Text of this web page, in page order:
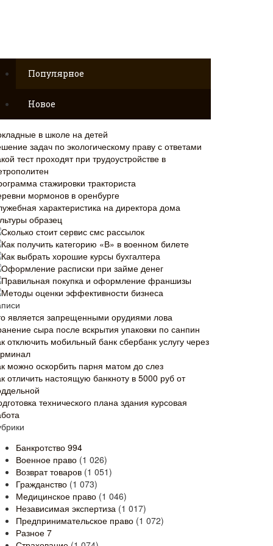
Популярное
Новое
в школе на детей
задач по экологическому праву с ответами
тест проходят при трудоустройстве в
стажировки тракториста
мормонов в оренбурге
характеристика на директора дома
образец
Сколько стоит сервис смс рассылок
Как получить категорию «В» в военном билете
Как выбрать хорошие курсы бухгалтера
Оформление расписки при займе денег
Правильная покупка и оформление франшизы
Методы оценки эффективности бизнеса
является запрещенными орудиями лова
сыра после вскрытия упаковки по санпин
отключить мобильный банк сбербанк услугу через
можно оскорбить парня матом до слез
отличить настоящую банкноту в 5000 руб от
технического плана здания курсовая
Банкротство 994
Военное право (1 026)
Возврат товаров (1 051)
Гражданство (1 073)
Медицинское право (1 046)
Независимая экспертиза (1 017)
Предпринимательское право (1 072)
Разное 7